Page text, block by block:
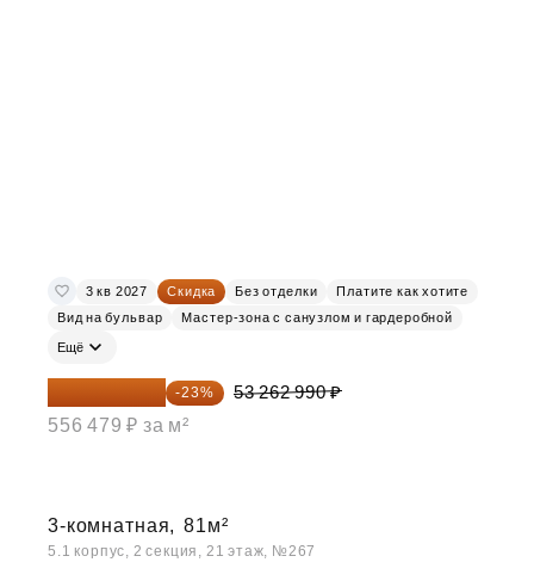
3 кв 2027 Скидка Без отделки
Платите как хотите
Вид на бульвар
Мастер-зона с санузлом и гардеробной
Ещё
41 012 502 ₽ -23%
53 262 990 ₽
556 479 ₽ за м²
3-комнатная, 81м²
5.1 корпус, 2 секция, 21 этаж, №267